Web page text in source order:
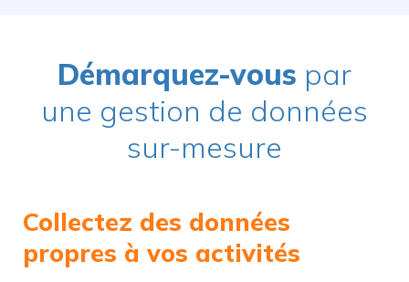
Démarquez-vous par
une gestion de données
sur-mesure
Collectez des données
propres à vos activités